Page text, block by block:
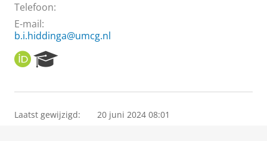
Telefoon:
E-mail:
b.i.hiddinga@umcg.nl
O
R
I
e
r
Laatst gewijzigd: 20 juni 2024 08:01